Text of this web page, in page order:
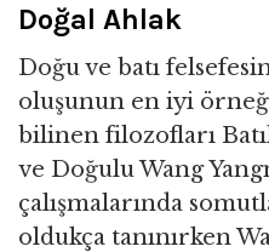
Doğal Ahlak
Doğu ve batı
oluşunun en iyi
bilinen filozofları
ve Doğulu Wang
çalışmalarında
oldukça tanınırken